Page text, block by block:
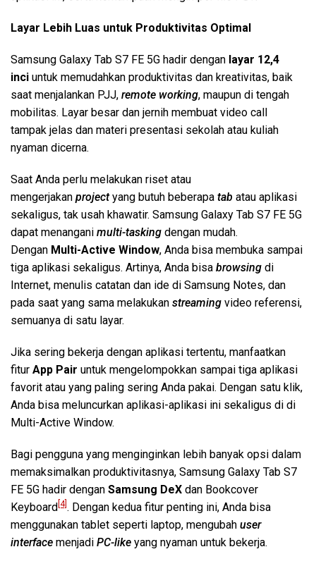
Layar Lebih Luas untuk Produktivitas Optimal
Samsung Galaxy Tab S7 FE 5G hadir dengan layar 12,4
inci untuk memudahkan produktivitas dan kreativitas, baik
saat menjalankan PJJ, remote working, maupun di tengah
mobilitas. Layar besar dan jernih membuat video call
tampak jelas dan materi presentasi sekolah atau kuliah
nyaman dicerna.
Saat Anda perlu melakukan riset atau
mengerjakan projectyang butuh beberapa tab atau aplikasi
sekaligus, tak usah khawatir. Samsung Galaxy Tab S7 FE 5G
dapat menangani multi-tasking dengan mudah.
Dengan Multi-Active Window, Anda bisa membuka sampai
tiga aplikasi sekaligus. Artinya, Anda bisa browsing di
Internet, menulis catatan dan ide di Samsung Notes, dan
pada saat yang sama melakukan streaming video referensi,
semuanya di satu layar.
Jika sering bekerja dengan aplikasi tertentu, manfaatkan
fitur App Pair untuk mengelompokkan sampai tiga aplikasi
favorit atau yang paling sering Anda pakai. Dengan satu klik,
Anda bisa meluncurkan aplikasi-aplikasi ini sekaligus di di
Multi-Active Window.
Bagi pengguna yang menginginkan lebih banyak opsi dalam
memaksimalkan produktivitasnya, Samsung Galaxy Tab S7
FE 5G hadir dengan Samsung DeX dan Bookcover
Keyboard [4] . Dengan kedua fitur penting ini, Anda bisa
menggunakan tablet seperti laptop, mengubah user
interface menjadi PC-like yang nyaman untuk bekerja.